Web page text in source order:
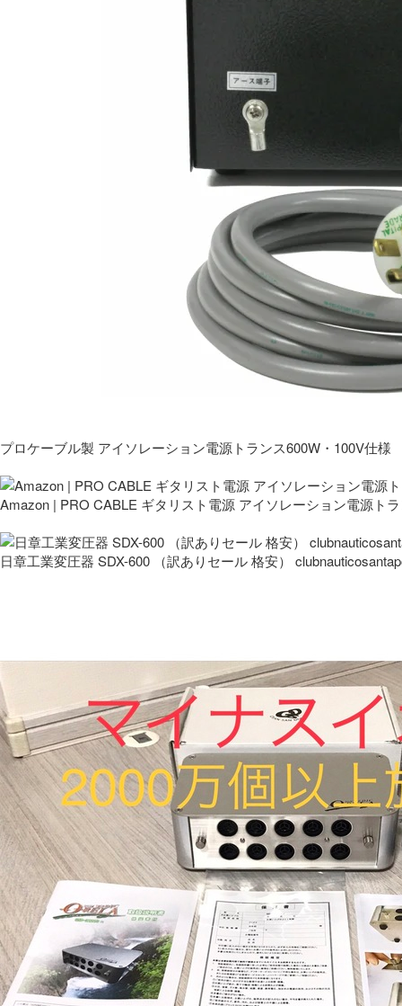
プロケーブル製 アイソレーション電源トランス600W・100V仕様
Amazon | PRO CABLE ギタリスト電源 アイソレーション電源ト
日章工業変圧器 SDX-600 （訳ありセール 格安）